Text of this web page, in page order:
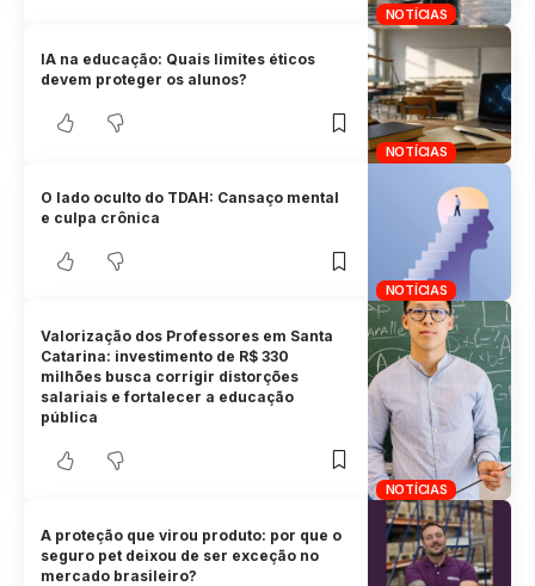
NOTÍCIAS
NOTÍCIAS
IA na educação: Quais limites éticos
devem proteger os alunos?
NOTÍCIAS
O lado oculto do TDAH: Cansaço mental
e culpa crônica
NOTÍCIAS
Valorização dos Professores em Santa
Catarina: investimento de R$ 330
milhões busca corrigir distorções
salariais e fortalecer a educação
pública
A proteção que virou produto: por que o
seguro pet deixou de ser exceção no
mercado brasileiro?